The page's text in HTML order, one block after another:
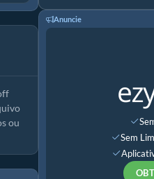
ou
Anuncie
Sem